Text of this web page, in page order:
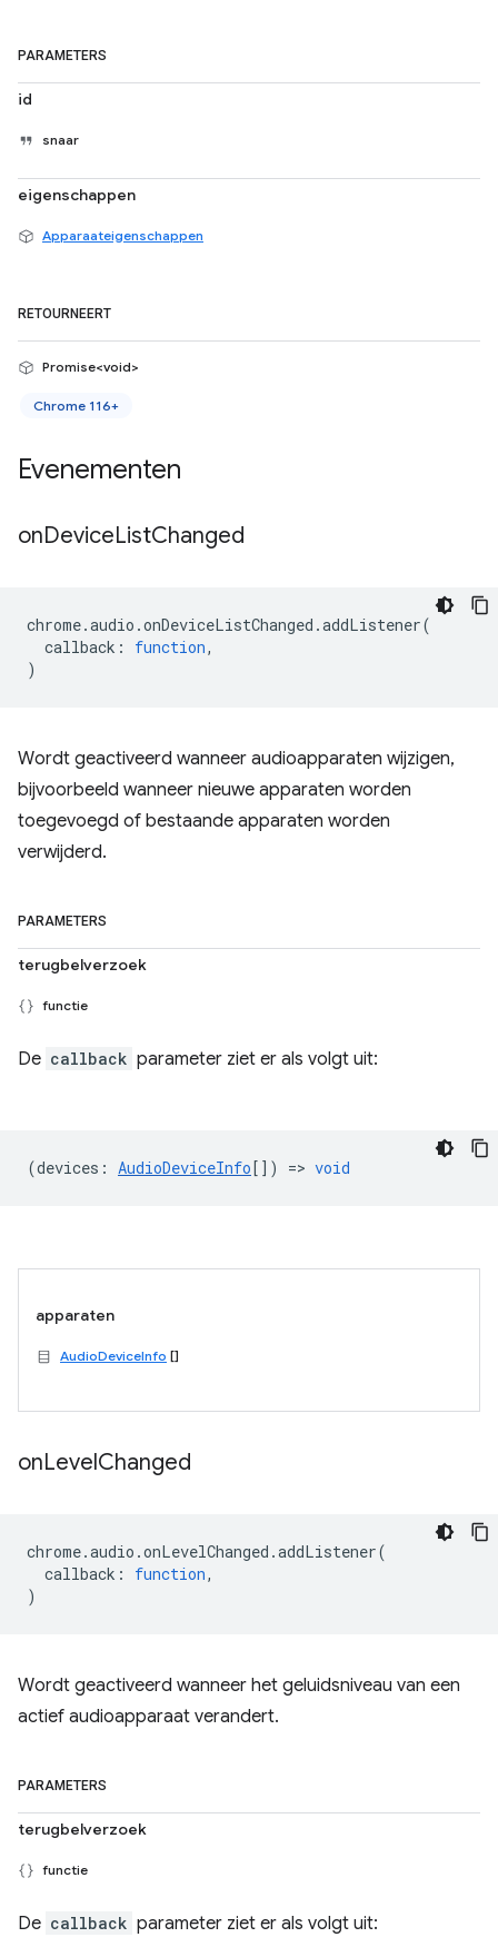
PARAMETERS
id
snaar
eigenschappen
Apparaateigenschappen
RETOURNEERT
Promise<void>
Chrome 116+
Evenementen
onDeviceListChanged
chrome.audio .onDeviceListChanged .addListener(
callback : function,
)
Wordt geactiveerd wanneer audioapparaten wijzigen,
bijvoorbeeld wanneer nieuwe apparaten worden
toegevoegd of bestaande apparaten worden
verwijderd.
PARAMETERS
terugbelverzoek
functie
De callback parameter ziet er als volgt uit:
(devices : AudioDeviceInfo[]) => void
apparaten
AudioDeviceInfo []
onLevelChanged
chrome.audio .onLevelChanged .addListener(
callback : function,
)
Wordt geactiveerd wanneer het geluidsniveau van een
actief audioapparaat verandert.
PARAMETERS
terugbelverzoek
functie
De callback parameter ziet er als volgt uit: